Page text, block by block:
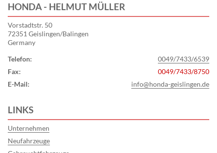
HONDA - HELMUT MÜLLER
Vorstadtstr. 50
72351 Geislingen/Balingen
Germany
Telefon:
0049/7433/6539
Fax:
0049/7433/8750
E-Mail:
info@honda-geislingen.de
LINKS
Unternehmen
Neufahrzeuge